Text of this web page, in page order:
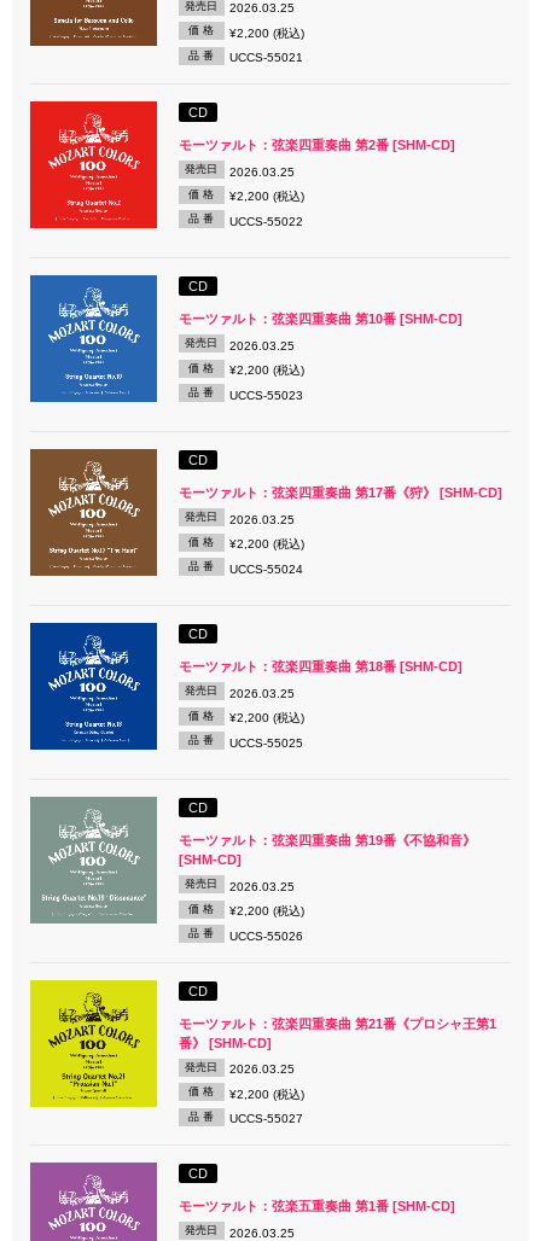
発売日 2026.03.25
価 格 ¥2,200 (税込)
品 番 UCCS-55021
CD
モーツァルト：弦楽四重奏曲 第2番 [SHM-CD]
発売日 2026.03.25
価 格 ¥2,200 (税込)
品 番 UCCS-55022
CD
モーツァルト：弦楽四重奏曲 第10番 [SHM-CD]
発売日 2026.03.25
価 格 ¥2,200 (税込)
品 番 UCCS-55023
CD
モーツァルト：弦楽四重奏曲 第17番《狩》 [SHM-CD]
発売日 2026.03.25
価 格 ¥2,200 (税込)
品 番 UCCS-55024
CD
モーツァルト：弦楽四重奏曲 第18番 [SHM-CD]
発売日 2026.03.25
価 格 ¥2,200 (税込)
品 番 UCCS-55025
CD
モーツァルト：弦楽四重奏曲 第19番《不協和音》
[SHM-CD]
発売日 2026.03.25
価 格 ¥2,200 (税込)
品 番 UCCS-55026
CD
モーツァルト：弦楽四重奏曲 第21番《プロシャ王第1
番》 [SHM-CD]
発売日 2026.03.25
価 格 ¥2,200 (税込)
品 番 UCCS-55027
CD
モーツァルト：弦楽五重奏曲 第1番 [SHM-CD]
発売日 2026.03.25